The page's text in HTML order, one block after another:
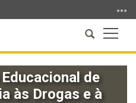
a
Abrir
a
busca
de
às Drogas e à